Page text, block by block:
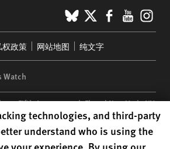
BlueSky
X
权政策 网站地图 纯文字
Watch
Fifth Avenue, 34th Floor | New York,NY
a 501(C)(3) nonprofit registered in the US
cookie preferences
technologies, and third-party
understand who is using the